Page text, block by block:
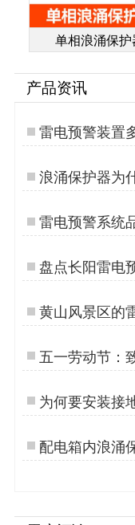
单相浪涌保护
产品资讯
雷电预警装置
报价-易造防
浪涌保护器为
可能还不知道
雷电预警系统
让您避免踩坑
盘点长阳雷电
99%人都不知
黄山风景区的
点？【易造防
五一劳动节：
者【杭州易造
为何要安装接
看-易造防雷…
配电箱内浪涌
么作用？-易